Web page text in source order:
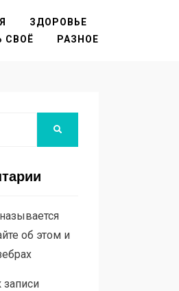
ЗДОРОВЬЕ
СВОЁ РАЗНОЕ
об этом и